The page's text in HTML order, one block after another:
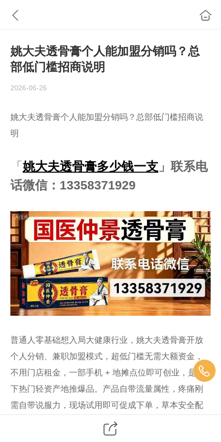
姚大夫透骨膏个人能加盟分销吗？总
部低门槛招商说明
2026-06-26
姚大夫透骨膏个人能加盟分销吗？总部低门槛招商说
明
「 姚大夫透骨膏多少钱一支 」联系电
话微信：13358371929
普通人零基础想入局大健康行业，姚大夫透骨膏开放
个人分销、兼职加盟模式，超低门槛无需大额资金，
不用门店租金，一部手机 + 地摊点位即可创业，是当
下热门轻资产地推爆品。产品自带流量属性，疼痛刚
需自带说服力，现场试用即可促成下单，草本安全配
方全家适用，复购、转介绍双向增收，收益稳定可持